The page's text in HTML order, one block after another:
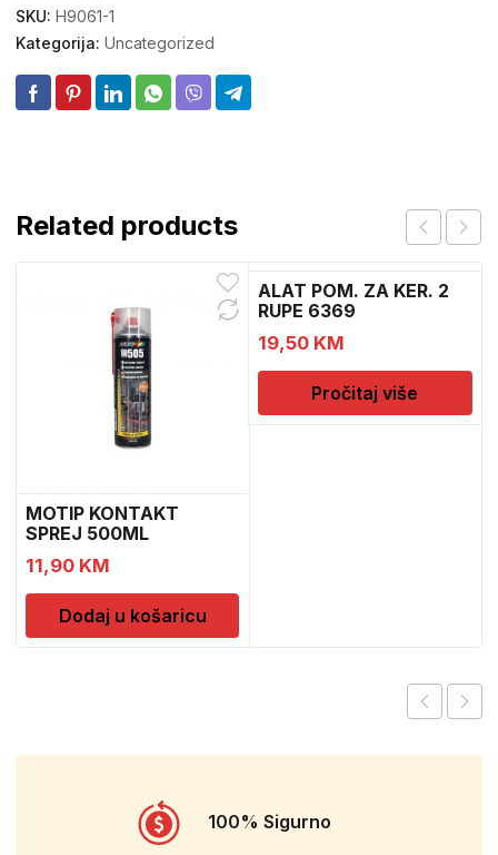
SKU: H9061-1
Kategorija: Uncategorized
Related products
MOTIP KONTAKT
SPREJ 500ML
M090505
11,90 KM
Dodaj u košaricu
ALAT POM. ZA KER. 2
RUPE 6369
19,50 KM
Pročitaj više
100% Sigurno